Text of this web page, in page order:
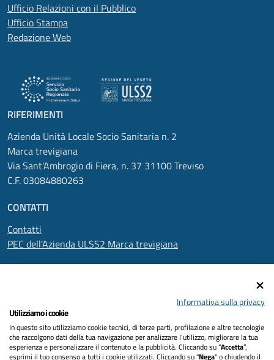
Ufficio Relazioni con il Pubblico
Ufficio Stampa
Redazione Web
RIFERIMENTI
Azienda Unità Locale Socio Sanitaria n. 2
Marca trevigiana
Via Sant'Ambrogio di Fiera, n. 37 31100 Treviso
C.F. 03084880263
CONTATTI
Contatti
PEC dell'Azienda ULSS2 Marca trevigiana
Informativa privacy
Dichiarazione di accessibilità
Informativa sulla privacy
Utilizziamo i cookie
In questo sito utilizziamo cookie tecnici, di terze parti, profilazione e altre tecnologie
che raccolgono dati della tua navigazione per analizzare l’utilizzo, migliorare la tua
esperienza e personalizzare il contenuto e la pubblicità. Cliccando su “Accetta”,
esprimi il tuo consenso a tutti i cookie utilizzati. Cliccando su "Nega" o chiudendo il